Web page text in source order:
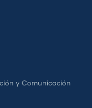
y Comunicación